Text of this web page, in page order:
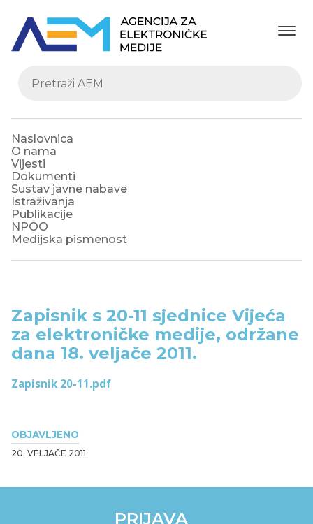
Naslovnica
O nama
Vijesti
Dokumenti
Sustav javne nabave
Istraživanja
Publikacije
NPOO
Medijska pismenost
OBJAVLJENO
20. VELJAČE 2011.
Zapisnik s 20-11 sjednice Vijeća
za elektroničke medije, održane
dana 18. veljače 2011.
Zapisnik 20-11.pdf
PRIJAVA